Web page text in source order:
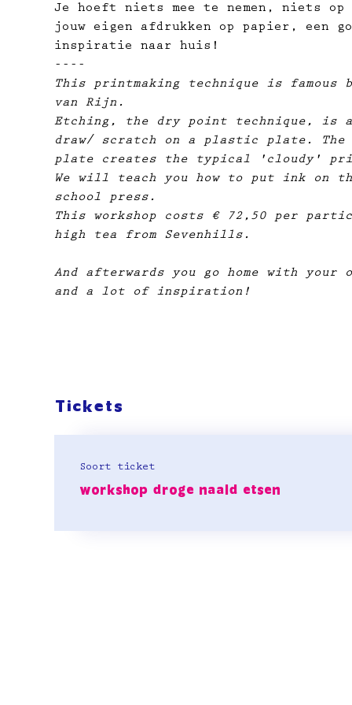
Je hoeft niets mee te nemen, niets
jouw eigen afdrukken op papier,​ een
inspiratie naar huis!
----
This printmaking technique is famous
van Rijn.
Etching, the dry point technique, is
draw/ scratch on a plastic plate.
plate creates the typical 'cloudy'
We will teach you how to put ink on
school press.
This workshop costs € 72,50 per
high tea from Sevenhills.
And afterwards you go home with
and a lot of inspiration!
Tickets
Soort ticket
workshop droge naald etsen